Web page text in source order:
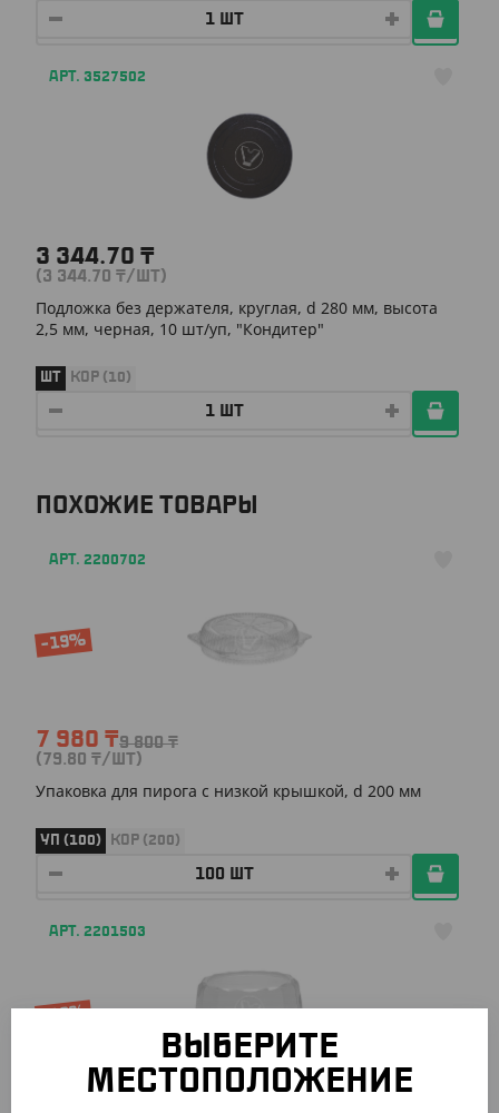
АРТ. 3527502
3 344.70 ₸
(3 344.70 ₸/ШТ)
Подложка без держателя, круглая, d 280 мм, высота
2,5 мм, черная, 10 шт/уп, "Кондитер"
ШТ КОР (10)
ПОХОЖИЕ ТОВАРЫ
АРТ. 2200702
-19%
7 980 ₸9 800₸
(79.80 ₸/ШТ)
Упаковка для пирога с низкой крышкой, d 200 мм
УП (100) КОР (200)
АРТ. 2201503
-10%
ВЫБЕРИТЕ
МЕСТОПОЛОЖЕНИЕ